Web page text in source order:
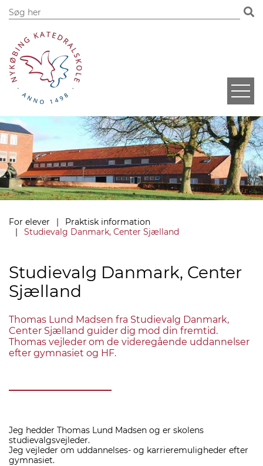
For elever
Praktisk information
Studievalg Danmark, Center Sjælland
Studievalg Danmark, Center
Sjælland
Thomas Lund Madsen fra Studievalg Danmark,
Center Sjælland guider dig mod din fremtid.
Thomas vejleder om de videregående uddannelser
efter gymnasiet og HF.
Jeg hedder Thomas Lund Madsen og er skolens
studievalgsvejleder.
Jeg vejleder om uddannelses- og karrieremuligheder efter
gymnasiet.